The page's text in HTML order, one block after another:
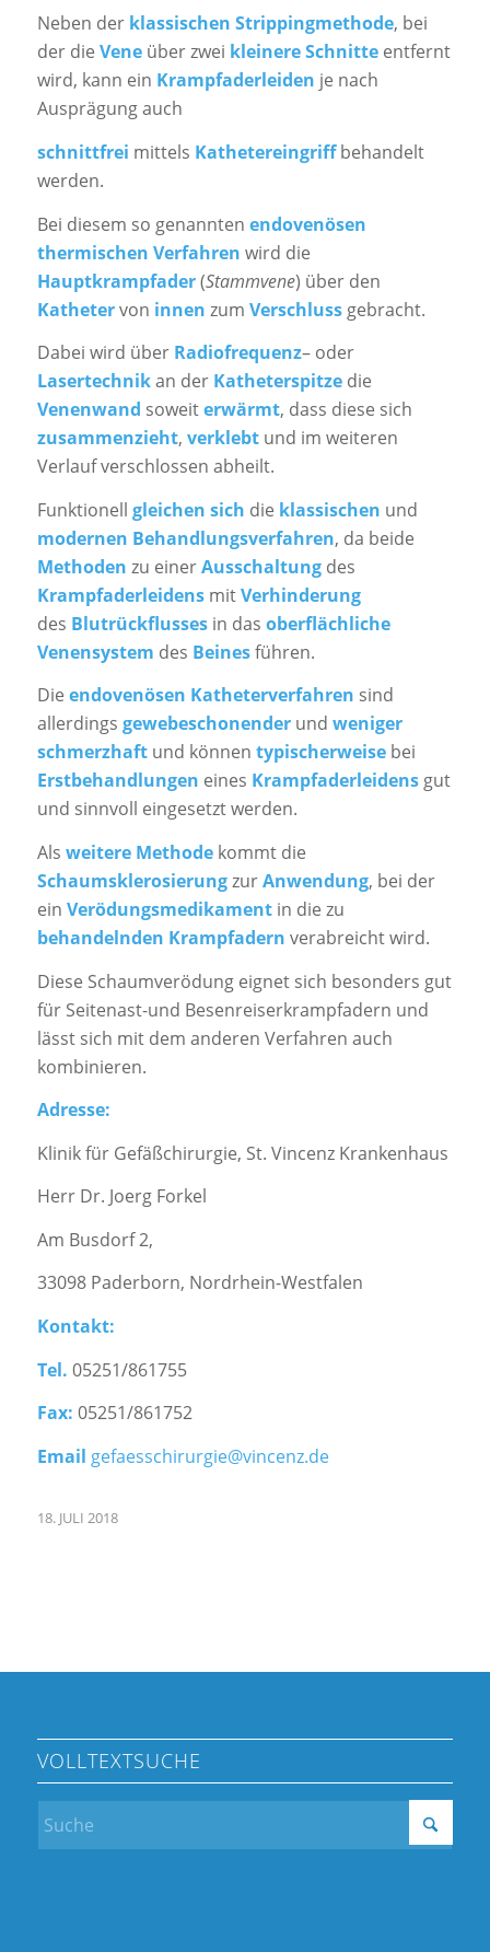
Neben derklassischen Strippingmethode, bei
der die Veneüber zwei kleinere Schnitteentfernt
wird, kann ein Krampfaderleiden je nach
Ausprägung auch
schnittfrei mittels Kathetereingriffbehandelt
werden.
Bei diesem so genannten endovenösen
thermischen Verfahren wird die
Hauptkrampfader(Stammvene) über den
Kathetervon innen zum Verschlussgebracht.
Dabei wird überRadiofrequenz– oder
Lasertechnikan der Katheterspitzedie
Venenwand soweiterwärmt, dass diese sich
zusammenzieht, verklebtund im weiteren
Verlauf verschlossen abheilt.
Funktionell gleichen sich die klassischen und
modernen Behandlungsverfahren, da beide
Methoden zu einerAusschaltungdes
KrampfaderleidensmitVerhinderung
des Blutrückflussesin das oberflächliche
Venensystem des Beinesführen.
Die endovenösen Katheterverfahren sind
allerdings gewebeschonenderund weniger
schmerzhaftund können typischerweisebei
Erstbehandlungen eines Krampfaderleidens gut
und sinnvoll eingesetzt werden.
Als weitere Methodekommt die
SchaumsklerosierungzurAnwendung, bei der
ein Verödungsmedikamentin die zu
behandelnden Krampfadern verabreicht wird.
Diese Schaumverödung eignet sich besonders gut
für Seitenast-und Besenreiserkrampfadern und
lässt sich mit dem anderen Verfahren auch
kombinieren.
Adresse:
Klinik für Gefäßchirurgie, St. Vincenz Krankenhaus
Herr Dr. Joerg Forkel
Am Busdorf 2,
33098 Paderborn, Nordrhein-Westfalen
Kontakt:
Tel. 05251/861755
Fax: 05251/861752
Email gefaesschirurgie@vincenz.de
18. JULI 2018
VOLLTEXTSUCHE